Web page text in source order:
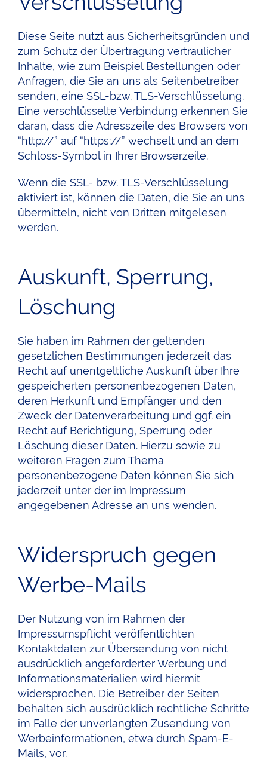
Diese Seite nutzt aus Sicherheitsgründen und
zum Schutz der Übertragung vertraulicher
Inhalte, wie zum Beispiel Bestellungen oder
Anfragen, die Sie an uns als Seitenbetreiber
senden, eine SSL-bzw. TLS-Verschlüsselung.
Eine verschlüsselte Verbindung erkennen Sie
daran, dass die Adresszeile des Browsers von
“http://” auf “https://” wechselt und an dem
Schloss-Symbol in Ihrer Browserzeile.
Wenn die SSL- bzw. TLS-Verschlüsselung
aktiviert ist, können die Daten, die Sie an uns
übermitteln, nicht von Dritten mitgelesen
werden.
Auskunft, Sperrung,
Löschung
Sie haben im Rahmen der geltenden
gesetzlichen Bestimmungen jederzeit das
Recht auf unentgeltliche Auskunft über Ihre
gespeicherten personenbezogenen Daten,
deren Herkunft und Empfänger und den
Zweck der Datenverarbeitung und ggf. ein
Recht auf Berichtigung, Sperrung oder
Löschung dieser Daten. Hierzu sowie zu
weiteren Fragen zum Thema
personenbezogene Daten können Sie sich
jederzeit unter der im Impressum
angegebenen Adresse an uns wenden.
Widerspruch gegen
Werbe-Mails
Der Nutzung von im Rahmen der
Impressumspflicht veröffentlichten
Kontaktdaten zur Übersendung von nicht
ausdrücklich angeforderter Werbung und
Informationsmaterialien wird hiermit
widersprochen. Die Betreiber der Seiten
behalten sich ausdrücklich rechtliche Schritte
im Falle der unverlangten Zusendung von
Werbeinformationen, etwa durch Spam-E-
Mails, vor.